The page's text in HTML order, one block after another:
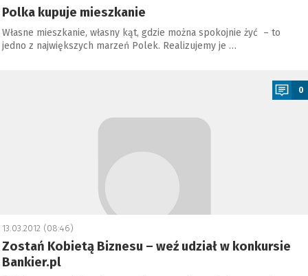
Polka kupuje mieszkanie
Własne mieszkanie, własny kąt, gdzie można spokojnie żyć – to
jedno z największych marzeń Polek. Realizujemy je …
0
13.03.2012 (08:46)
Zostań Kobietą Biznesu – weź udział w konkursie
Bankier.pl